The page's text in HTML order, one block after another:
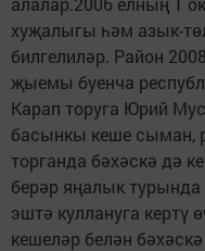
хуҗалыгы һәм азык-
билгелиләр. Район
җыемы буенча
Карап торуга Юрий
басынкы кеше сыман,
торганда бәхәскә дә
берәр яңалык
эштә куллануга кертү
кешеләр белән